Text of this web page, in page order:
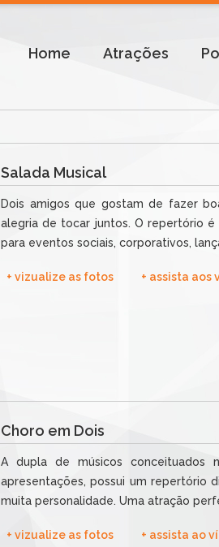
Home Atrações
Salada Musical
Dois amigos que gostam de fazer
alegria de tocar juntos. O repertório
para eventos sociais, corporativos,
+ vizualize as fotos + assista aos
Choro em Dois
A dupla de músicos conceituados
apresentações, possui um repertório
muita personalidade. Uma atração
+ vizualize as fotos + assista ao